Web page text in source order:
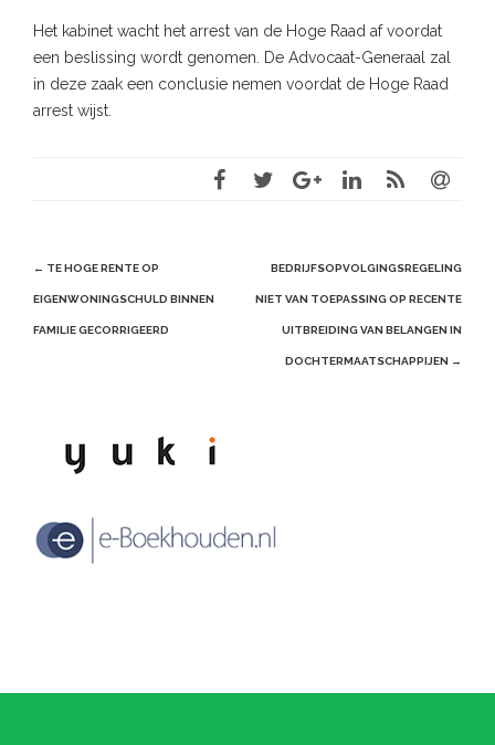
Het kabinet wacht het arrest van de Hoge Raad af voordat
een beslissing wordt genomen. De Advocaat-Generaal zal
in deze zaak een conclusie nemen voordat de Hoge Raad
arrest wijst.
Post
navigation
← TE HOGE RENTE OP
EIGENWONINGSCHULD BINNEN
FAMILIE GECORRIGEERD
BEDRIJFSOPVOLGINGSREGELING
NIET VAN TOEPASSING OP RECENTE
UITBREIDING VAN BELANGEN IN
DOCHTERMAATSCHAPPIJEN →